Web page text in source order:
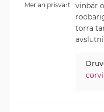
Mer än prisvärt
vinbär
torra